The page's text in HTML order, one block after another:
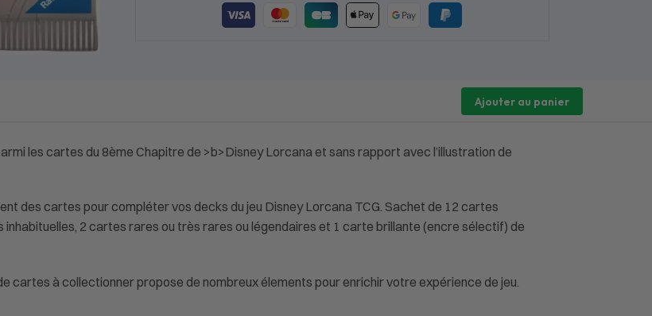
Ajouter au panier
les cartes du 8ème Chapitre de >b>Disney Lorcana et sans rapport avec l’illustration de
des cartes pour compléter vos decks du jeu Disney Lorcana TCG. Sachet de 12 cartes
2 cartes rares ou très rares ou légendaires et 1 carte brillante (encre sélectif) de
cartes à collectionner propose de nombreux élements pour enrichir votre expérience de jeu.